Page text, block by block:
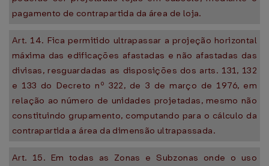
pagamento de contrapartida da área de loja.
Art. 14. Fica permitido ultrapassar a projeção horizontal
máxima das edificações afastadas e não afastadas das
divisas, resguardadas as disposições dos arts. 131, 132
e 133 do Decreto nº 322, de 3 de março de 1976, em
relação ao número de unidades projetadas, mesmo não
constituindo grupamento, computando para o cálculo da
contrapartida a área da dimensão ultrapassada.
Art. 15. Em todas as Zonas e Subzonas onde o uso